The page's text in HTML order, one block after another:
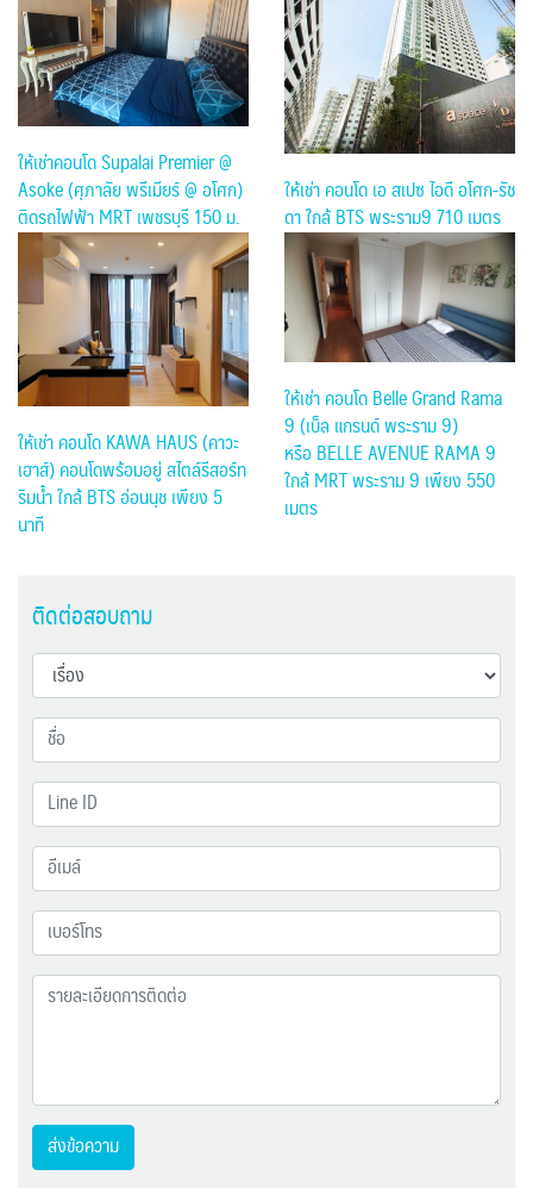
ให้เช่าคอนโด Supalai Premier @
Asoke (ศุภาลัย พรีเมียร์ @ อโศก)
ติดรถไฟฟ้า MRT เพชรบุรี 150 ม.
ให้เช่า คอนโด เอ สเปซ ไอดี อโศก-รัช
ดา ใกล้ BTS พระราม9 710 เมตร
ให้เช่า คอนโด KAWA HAUS (คาวะ
เฮาส์) คอนโดพร้อมอยู่ สไตล์รีสอร์ท
ริมน้ำ ใกล้ BTS อ่อนนุช เพียง 5
นาที
ให้เช่า คอนโด Belle Grand Rama
9 (เบ็ล แกรนด์ พระราม 9)
หรือ BELLE AVENUE RAMA 9
ใกล้ MRT พระราม 9 เพียง 550
เมตร
ติดต่อสอบถาม
ส่งข้อความ